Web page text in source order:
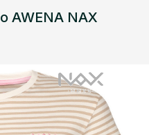
AWENA NAX